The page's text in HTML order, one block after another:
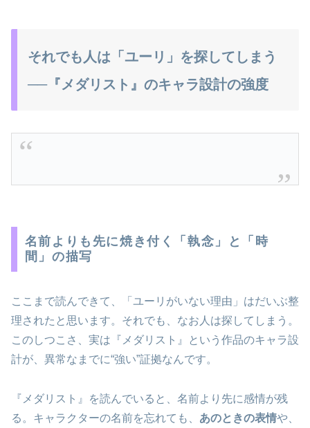
それでも人は「ユーリ」を探してしまう
──『メダリスト』のキャラ設計の強度
名前よりも先に焼き付く「執念」と「時
間」の描写
ここまで読んできて、「ユーリがいない理由」はだいぶ整
理されたと思います。それでも、なお人は探してしまう。
このしつこさ、実は『メダリスト』という作品のキャラ設
計が、異常なまでに“強い”証拠なんです。
『メダリスト』を読んでいると、名前より先に感情が残
る。キャラクターの名前を忘れても、 あのときの表情や、